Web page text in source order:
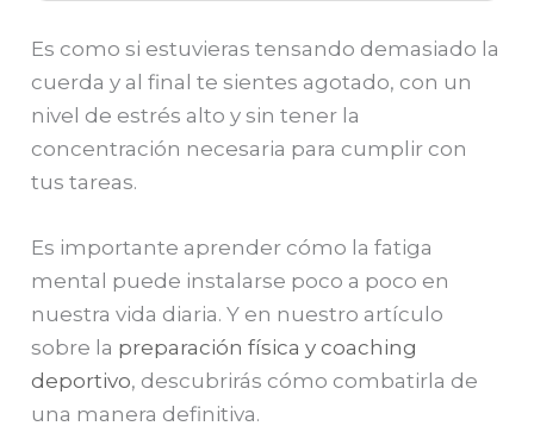
Es como si estuvieras tensando demasiado la
cuerda y al final te sientes agotado, con un
nivel de estrés alto y sin tener la
concentración necesaria para cumplir con
tus tareas.
Es importante aprender cómo la fatiga
mental puede instalarse poco a poco en
nuestra vida diaria. Y en nuestro artículo
sobre la preparación física y coaching
deportivo, descubrirás cómo combatirla de
una manera definitiva.